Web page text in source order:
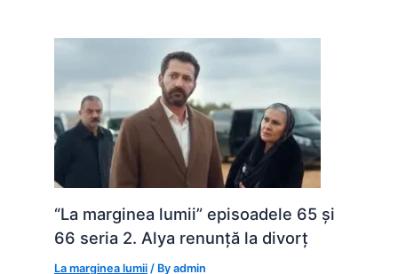
“La marginea lumii” episoadele 65 și
66 seria 2. Alya renunță la divorț
La marginea lumii / Byadmin